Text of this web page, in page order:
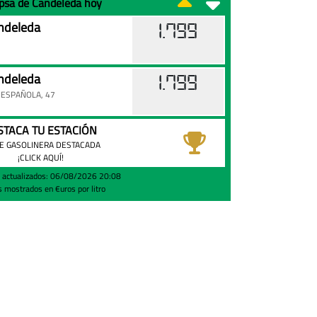
1.799
47
1.799
TU ESTACIÓN
GASOLINERA DESTACADA
¡CLICK AQUÍ!
actualizados: 06/08/2026 20:08
mostrados en €uros por litro